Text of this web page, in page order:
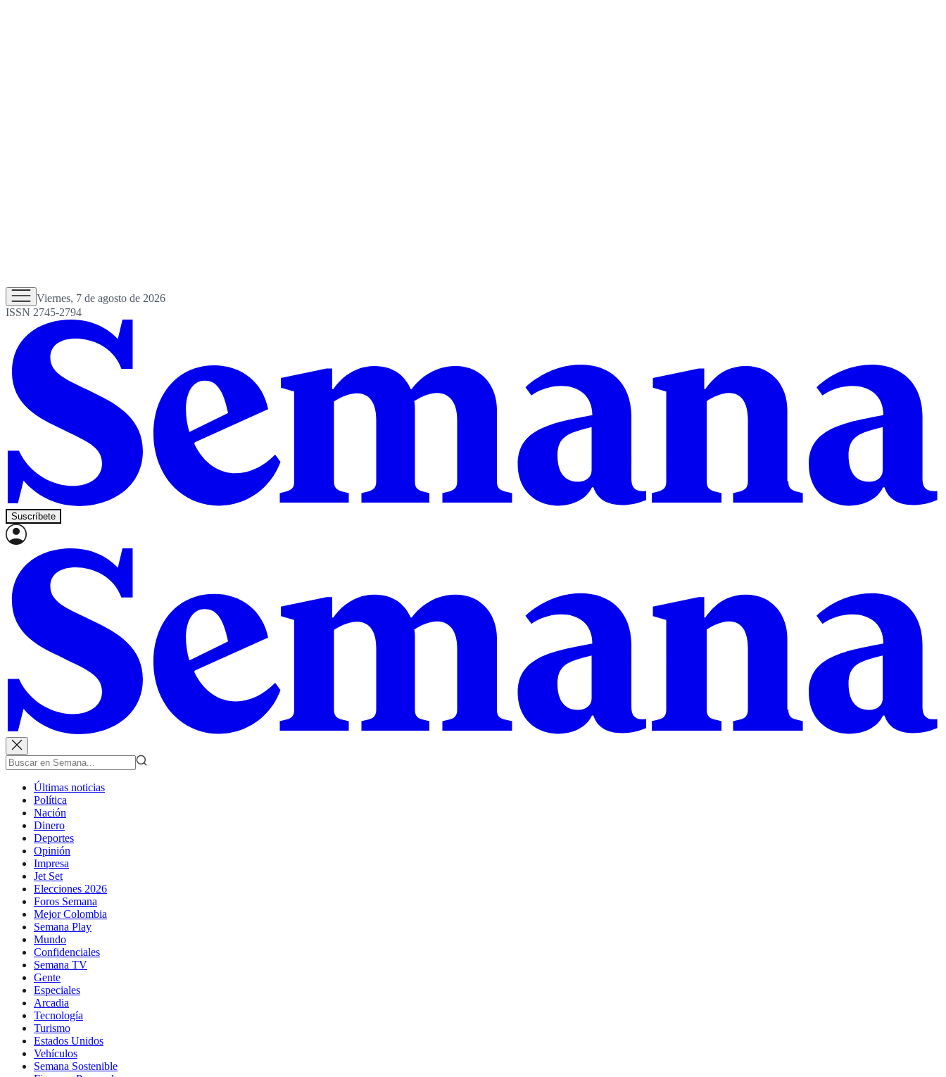
Viernes, 7 de agosto de 2026
ISSN 2745-2794
Suscríbete
Últimas noticias
Política
Nación
Dinero
Deportes
Opinión
Impresa
Jet Set
Elecciones 2026
Foros Semana
Mejor Colombia
Semana Play
Mundo
Confidenciales
Semana TV
Gente
Especiales
Arcadia
Tecnología
Turismo
Estados Unidos
Vehículos
Semana Sostenible